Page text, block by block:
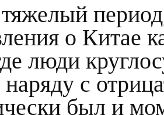
о Китае
люди
с
был и